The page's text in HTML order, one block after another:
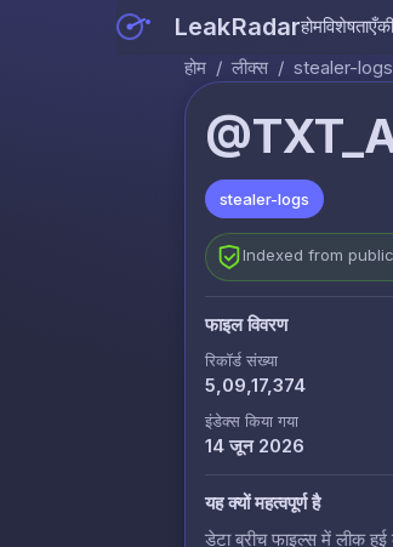
LeakRadarहोमविशेषताएँ
होम / लीक्स / stealer-logs
stealer-logs
Indexed from
फाइल विवरण
रिकॉर्ड संख्या
5,09,17,374
इंडेक्स किया गया
14 जून 2026
यह क्यों महत्वपूर्ण है
डेटा ब्रीच फाइल्स में लीक